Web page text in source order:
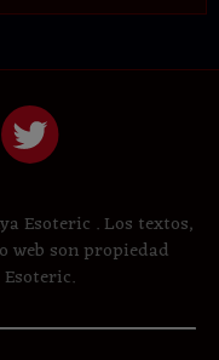
Esoteric . Los textos,
web son propiedad